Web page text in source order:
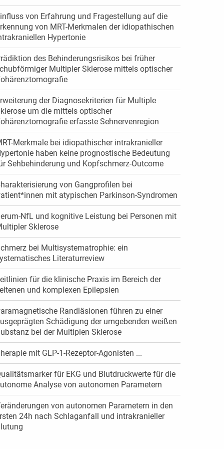
von Erfahrung und Fragestellung auf die
von MRT-Merkmalen der idiopathischen
Hypertonie
des Behinderungsrisikos bei früher
Multipler Sklerose mittels optischer
der Diagnosekriterien für Multiple
um die mittels optischer
erfasste Sehnervenregion
Merkmale bei idiopathischer intrakranieller
haben keine prognostische Bedeutung
Sehbehinderung und Kopfschmerz-Outcome
von Gangprofilen bei
mit atypischen Parkinson-Syndromen
NfL und kognitive Leistung bei Personen mit
Sklerose
bei Multisystematrophie: ein
Literaturreview
für die klinische Praxis im Bereich der
und komplexen Epilepsien
Randläsionen führen zu einer
Schädigung der umgebenden weißen
bei der Multiplen Sklerose
mit GLP-1-Rezeptor-Agonisten ...
für EKG und Blutdruckwerte für die
Analyse von autonomen Parametern
von autonomen Parametern in den
24h nach Schlaganfall und intrakranieller